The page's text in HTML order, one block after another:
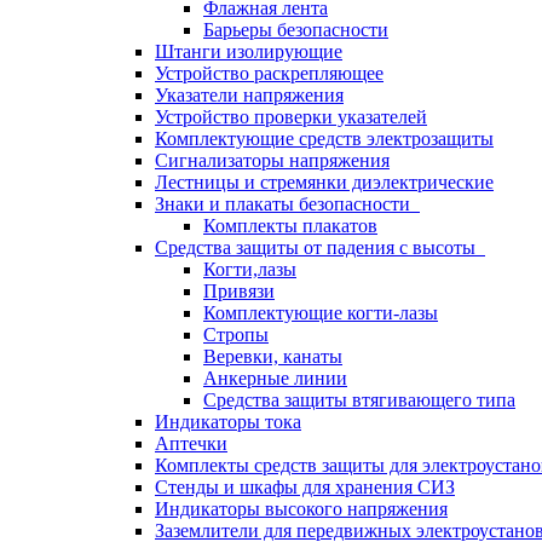
Флажная лента
Барьеры безопасности
Штанги изолирующие
Устройство раскрепляющее
Указатели напряжения
Устройство проверки указателей
Комплектующие средств электрозащиты
Сигнализаторы напряжения
Лестницы и стремянки диэлектрические
Знаки и плакаты безопасности
Комплекты плакатов
Средства защиты от падения с высоты
Когти,лазы
Привязи
Комплектующие когти-лазы
Стропы
Веревки, канаты
Анкерные линии
Средства защиты втягивающего типа
Индикаторы тока
Аптечки
Комплекты средств защиты для
Стенды и шкафы для хранения СИЗ
Индикаторы высокого напряжения
Заземлители для передвижных